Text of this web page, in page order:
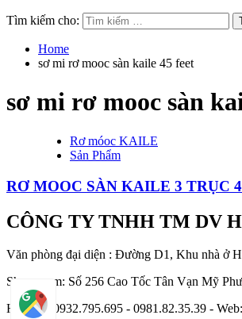
Tìm kiếm cho:
Home
sơ mi rơ mooc sàn kaile 45 feet
sơ mi rơ mooc sàn
Rơ móoc KAILE
Sản Phẩm
RƠ MOOC SÀN KAILE 3 TRỤC
CÔNG TY TNHH TM DV
Văn phòng đại diện : Đường D1, Khu nhà ở
Showroom: Số 256 Cao Tốc Tân Vạn Mỹ
Hotline : 0932.795.695 - 0981.82.35.39 -